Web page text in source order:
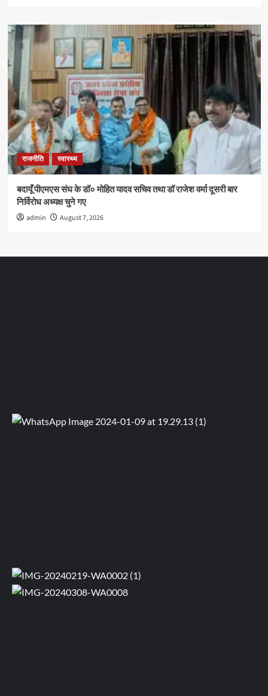
राजनीति स्वास्थ्य
बदायूँ पीएमएस संघ के डॉ० मोहित यादव सचिव तथा डॉ राजेश वर्मा दूसरी बार
निर्विरोध अध्यक्ष चुने गए
admin August 7, 2026